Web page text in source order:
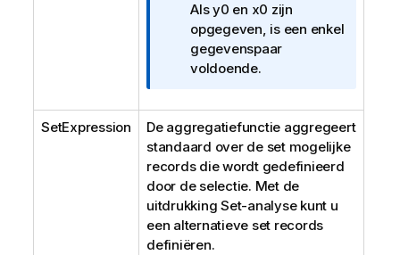
m
a
t
i
Alsy0 en x0 zijn
opgegeven, is een enkel
gegevenspaar
voldoende.
SetExpression
De aggregatiefunctie aggregeert
standaard over de set mogelijke
records die wordt gedefinieerd
door de selectie. Met de
uitdrukking Set-analyse kunt u
een alternatieve set records
definiëren.